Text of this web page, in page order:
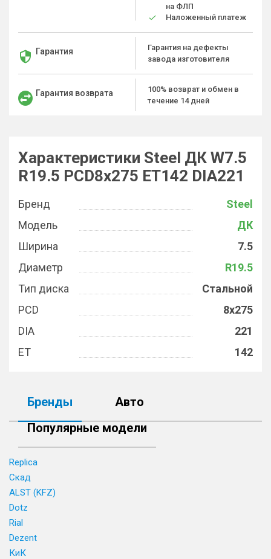
на ФЛП
Наложенный платеж
Гарантия
Гарантия на дефекты
завода изготовителя
Гарантия возврата
100% возврат и обмен в
течение 14 дней
Характеристики Steel ДК W7.5
R19.5 PCD8x275 ET142 DIA221
Бренд
Steel
Модель
ДК
Ширина
7.5
Диаметр
R19.5
Тип диска
Стальной
PCD
8x275
DIA
221
ET
142
Бренды
Авто
Популярные модели
Replica
Скад
ALST (KFZ)
Dotz
Rial
Dezent
КиК